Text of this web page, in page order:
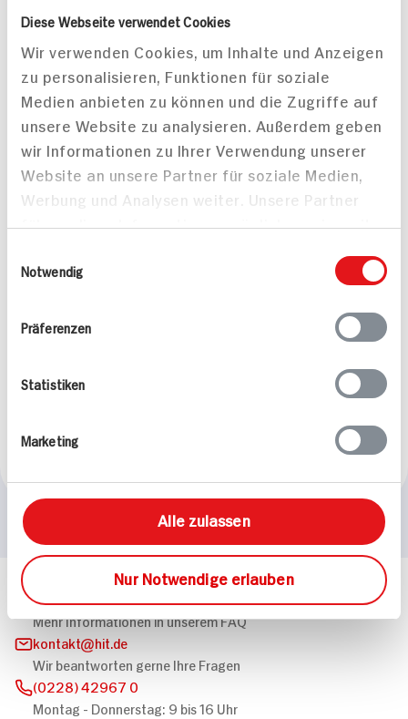
Diese Webseite verwendet Cookies
Wir verwenden Cookies, um Inhalte und Anzeigen
zu personalisieren, Funktionen für soziale
Medien anbieten zu können und die Zugriffe auf
unsere Website zu analysieren. Außerdem geben
wir Informationen zu Ihrer Verwendung unserer
Website an unsere Partner für soziale Medien,
Werbung und Analysen weiter. Unsere Partner
führen diese Informationen möglicherweise mit
bereitgestellt haben oder die sie im Rahmen
Notwendig
Präferenzen
Statistiken
Marketing
Alle zulassen
Nur Notwendige erlauben
1.162 kcal p. Portion
Leicht
Feurige Gulaschsuppe
1.162 kcal p. Portion
Häufig gestellte Fragen
Mehr Informationen in unserem FAQ
kontakt
hit.de
Wir beantworten gerne Ihre Fragen
(0228) 42967 0
Montag - Donnerstag: 9 bis 16 Uhr